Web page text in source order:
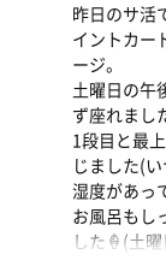
昨日のサ活
イントカー
ージ。
土曜日の午
ず座れまし
1段目と最
じました(
湿度があっ
お風呂もし
した🍦(土